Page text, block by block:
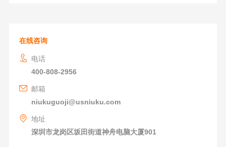
在线咨询
电话
400-808-2956
邮箱
niukuguoji@usniuku.com
地址
深圳市龙岗区坂田街道神舟电脑大厦901